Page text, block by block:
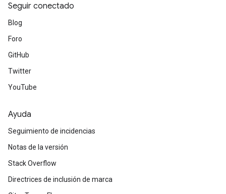
Seguir conectado
Blog
Foro
GitHub
Twitter
YouTube
Ayuda
Seguimiento de incidencias
Notas de la versión
Stack Overflow
Directrices de inclusión de marca